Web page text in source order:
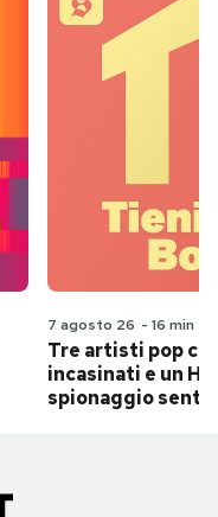
7 agosto 26 - 16 min
Tre artisti pop
incasinati e un
spionaggio